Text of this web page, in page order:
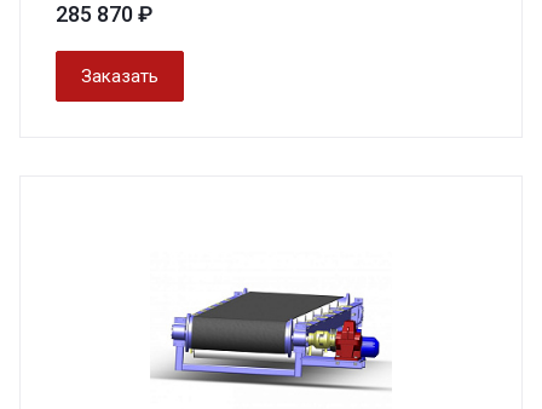
285 870 ₽
Заказать